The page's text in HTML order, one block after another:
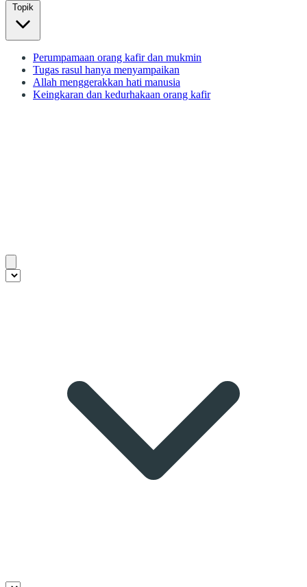
Topik
Perumpamaan orang kafir dan mukmin
Tugas rasul hanya menyampaikan
Allah menggerakkan hati manusia
Keingkaran dan kedurhakaan orang kafir